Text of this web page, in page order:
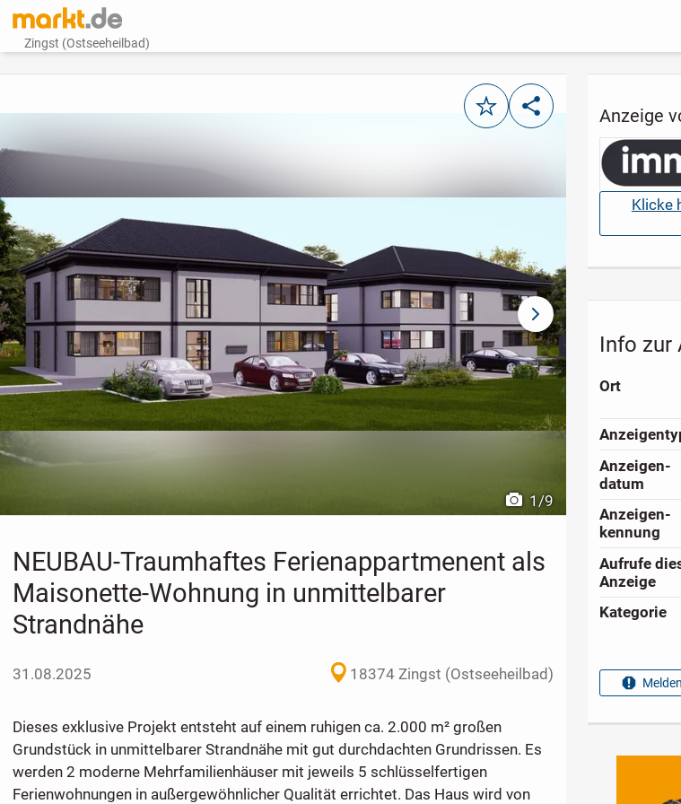
Zingst (Ostseeheilbad)
MerkenTeilen
vorheriges Bild
1/9
nächstes Bild
NEUBAU-Traumhaftes Ferienappartmenent als
Maisonette-Wohnung in unmittelbarer
Strandnähe
31.08.2025 18374 Zingst (Ostseeheilbad)
Dieses exklusive Projekt entsteht auf einem ruhigen ca. 2.000 m² großen
Grundstück in unmittelbarer Strandnähe mit gut durchdachten Grundrissen. Es
werden 2 moderne Mehrfamilienhäuser mit jeweils 5 schlüsselfertigen
Ferienwohnungen in außergewöhnlicher Qualität errichtet. Das Haus wird von
Anzeige
Klicke
Info zur
Ort
Anzeigen­
datum
Anzeigen­
kennung
Aufrufe
Anzeige
Kategorie
Melden